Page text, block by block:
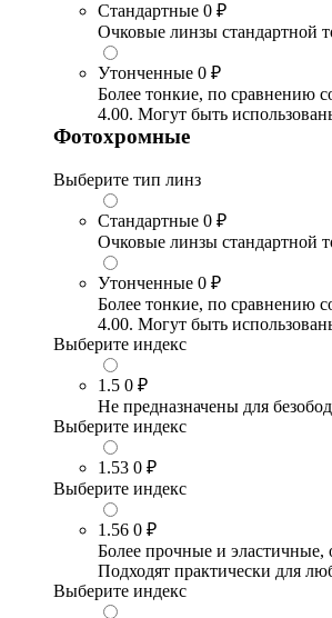
Стандартные 0 ₽
Очковые линзы стандартной
Утонченные 0 ₽
Более тонкие, по сравнению
4.00. Могут быть
Фотохромные
Выберите тип линз
Стандартные 0 ₽
Очковые линзы стандартной
Утонченные 0 ₽
Более тонкие, по сравнению
4.00. Могут быть
Выберите индекс
1.5 0 ₽
Не предназначены для
Выберите индекс
1.53 0 ₽
Выберите индекс
1.56 0 ₽
Более прочные и
Подходят практически для
Выберите индекс